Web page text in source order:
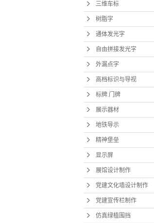
三维车标
树脂字
通体发光字
自由拼接发光字
外漏点字
高档标识与导视
标牌.门牌
展示器材
地铁导示
精神堡垒
显示屏
展馆设计制作
党建文化墙设计制作
党建宣传栏制作
仿真绿植围挡